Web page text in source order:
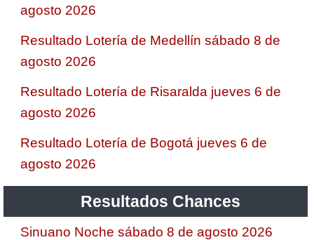
agosto 2026
Resultado Lotería de Medellín sábado 8 de
agosto 2026
Resultado Lotería de Risaralda jueves 6 de
agosto 2026
Resultado Lotería de Bogotá jueves 6 de
agosto 2026
Resultados Chances
Sinuano Noche sábado 8 de agosto 2026